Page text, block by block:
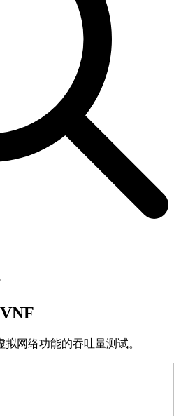
网络功能的吞吐量测试。